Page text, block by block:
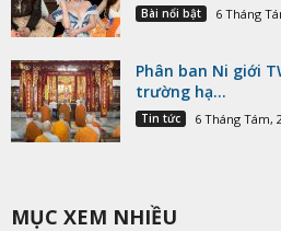
Bài nổi bật 6 Tháng
Phân ban Ni giới
trường hạ...
Tin tức 6 Tháng Tám,
MỤC XEM NHIỀU